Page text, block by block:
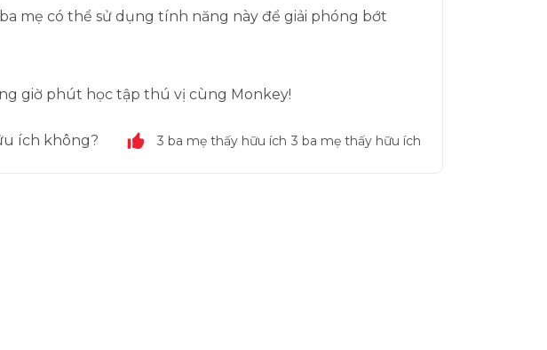
mẹ có thể sử dụng tính năng này để giải phóng bớt
giờ phút học tập thú vị cùng Monkey!
ích không? 3 ba mẹ thấy hữu ích 3 ba mẹ thấy hữu ích